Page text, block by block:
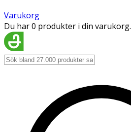
Varukorg
Du har 0 produkter i din varukorg.